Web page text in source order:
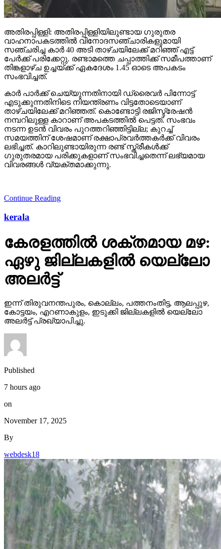
അതിരപ്പിള്ളി: അതിരപ്പിള്ളിയിലുണ്ടായ ഗുരുതര
വാഹനാപകടത്തില്‍ വിനോദസഞ്ചാരികളുമായി
സഞ്ചരിച്ച കാര്‍ 40 അടി താഴ്ചയിലേക്ക് മറിഞ്ഞ് എട്ട്
പേര്‍ക്ക് പരിക്കേറ്റു. രണ്ടാമത്തെ ചപ്പാത്തിക്ക് സമീപത്താണ്
തിങ്കളാഴ്ച ഉച്ചയ്ക്ക് ഏകദേശം 1.45 ഓടെ അപകടം
സംഭവിച്ചത്.
കാര്‍ പാര്‍ക്ക് ചെയ്യുന്നതിനായി ഡ്രൈവര്‍ പിന്നോട്ട്
എടുക്കുന്നതിനിടെ നിയന്ത്രണം വിട്ടതോടെയാണ്
താഴ്ചയിലേക്ക് മറിഞ്ഞത്. കൊണ്ടോട്ടി രജിസ്ട്രേഷന്‍
നമ്പറിലുള്ള കാറാണ് അപകടത്തില്‍ പെട്ടത്. സംഭവം
നടന്ന ഉടന്‍ വിവരം പുറത്തറിഞ്ഞിട്ടില്ല; കുറച്ച്
സമയത്തിന് ശേഷമാണ് രക്ഷാപ്രവര്‍ത്തകര്‍ക്ക് വിവരം
ലഭിച്ചത്. കാറിലുണ്ടായിരുന്ന രണ്ട് സ്ത്രീകള്‍ക്ക്
ഗുരുതരമായ പരിക്കുകളാണ് സംഭവിച്ചതെന്ന് ലഭ്യമായ
വിവരങ്ങള്‍ വ്യക്തമാക്കുന്നു.
Continue Reading
kerala
കേരളത്തില്‍ ശക്തമായ മഴ:
ഏഴു ജില്ലകളില്‍ യെല്ലോ
അലര്‍ട്ട്
ഇന്ന് തിരുവനന്തപുരം, കൊല്ലം, പത്തനംതിട്ട, ആലപ്പുഴ,
കോട്ടയം, എറണാകുളം, ഇടുക്കി ജില്ലകളില്‍ യെല്ലോ
അലര്‍ട്ട് പ്രഖ്യാപിച്ചു.
Published
7 hours ago
on
November 17, 2025
By
webdesk18